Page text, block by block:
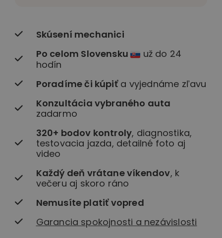
Skúsení mechanici
Po celom Slovensku
už do 24
hodín
Poradíme či kúpiťa vyjednáme zľavu
Konzultácia vybraného auta
zadarmo
320+ bodov kontroly, diagnostika,
testovacia jazda, detailné foto aj
video
Každý deň vrátane víkendov, k
večeru aj skoro ráno
Nemusíte platiť vopred
Garancia spokojnosti a nezávislosti